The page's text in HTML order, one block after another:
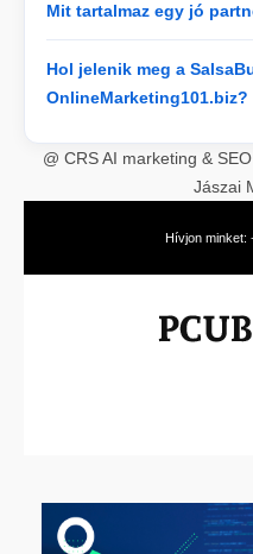
Mit tartalmaz egy jó
Hol jelenik meg a
OnlineMarketing101.biz?
@ CRS AI marketing &
Jászai
Hívjon minket: